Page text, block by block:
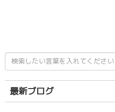
検
索
結
果:
最新ブログ